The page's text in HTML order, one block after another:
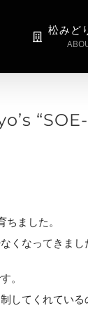
松みど
ました。
くなってきまし
。
してくれてい